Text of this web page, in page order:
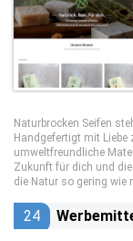
Naturbrocken Seifen
Handgefertigt mit
umweltfreundliche
Zukunft für dich und
die Natur so gering wie
24